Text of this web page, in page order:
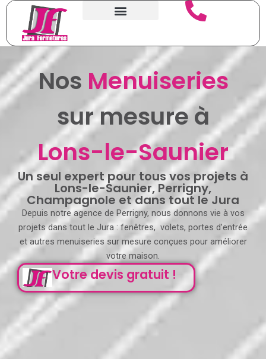
Aller
contenu
Nos Menuiseries
sur mesure à
Lons-le-Saunier
Un seul expert pour tous vos projets à
Lons-le-Saunier, Perrigny,
Champagnole et dans tout le Jura
Depuis notre agence de Perrigny, nous donnons vie à vos
projets dans tout le Jura : fenêtres, volets, portes d’entrée
et autres menuiseries sur mesure conçues pour améliorer
votre maison.
Votre devis gratuit !